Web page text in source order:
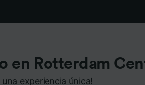
en Rotterdam
una experiencia única!